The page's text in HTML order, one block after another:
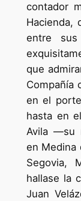
contador
Hacienda,
entre sus
que
Compañía
en el
hasta en
Avila —su
en Medina
Segovia,
hallase la
Juan